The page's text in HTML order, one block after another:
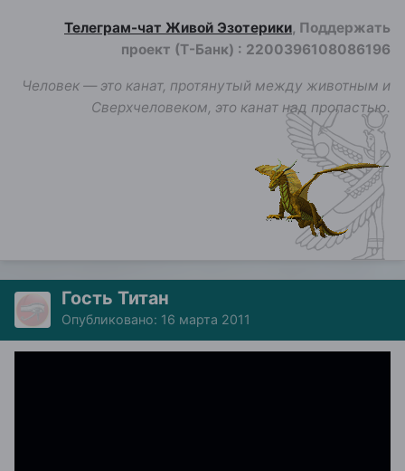
Телеграм-чат Живой Эзотерики, Поддержать
проект (Т-Банк) : 2200396108086196
Человек — это канат, протянутый между животным и
Сверхчеловеком, это канат над пропастью.
Гость Титан
Опубликовано: 16 марта 2011